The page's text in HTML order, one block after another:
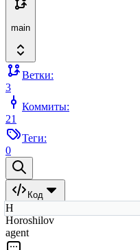
main
Ветки:
3
Коммиты:
21
Теги:
0
Код
H
Horoshilov
agent